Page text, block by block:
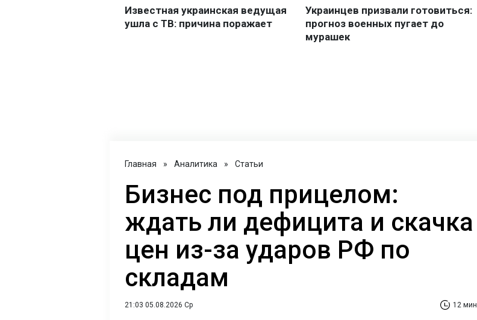
Главная » Аналитика » Статьи
Бизнес под прицелом:
ждать ли дефицита и скачка
цен из-за ударов РФ по
складам
21:03 05.08.2026 Ср 12 мин